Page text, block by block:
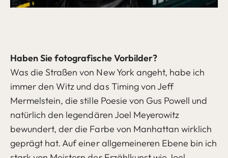
Haben Sie fotografische Vorbilder?
Was die Straßen von New York angeht, habe ich
immer den Witz und das Timing von Jeff
Mermelstein, die stille Poesie von Gus Powell und
natürlich den legendären Joel Meyerowitz
bewundert, der die Farbe von Manhattan wirklich
geprägt hat. Auf einer allgemeineren Ebene bin ich